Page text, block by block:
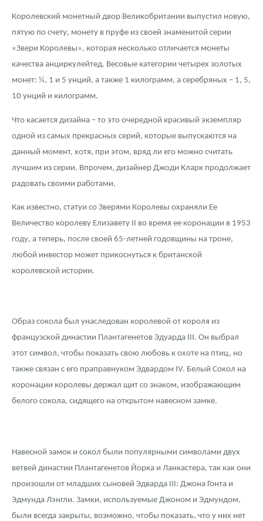
Аксессуары
Гарри Поттер
Год Лошади
Жетоны "Необыкновенные обитатели глубин"
Ювелирные изделия
Русская нумизматика
Золотая карманная галерея
Наборы подарочных и коллекционных монет
Памятка для работы с монетами из драгметаллов
Условия возврата
Монеты
Политика использования Cookies
Положение по обработке и защите персональных данных
Скупка слитков
Наши преимущества
Пресс-служба
Королевский монетный двор Великобритании выпустил новую,
пятую по счету, монету в пруфе из своей знаменитой серии
«Звери Королевы», которая несколько отличается монеты
качества анциркулейтед. Весовые категории четырех золотых
монет: ¼, 1 и 5 унций, а также 1 килограмм, а серебряных – 1, 5,
10 унций и килограмм.
Что касается дизайна – то это очередной красивый экземпляр
одной из самых прекрасных серий, которые выпускаются на
данный момент, хотя, при этом, вряд ли его можно считать
лучшим из серии. Впрочем, дизайнер Джоди Кларк продолжает
радовать своими работами.
Как известно, статуи со Зверями Королевы охраняли Ее
Величество королеву Елизавету II во время ее коронации в 1953
году, а теперь, после своей 65-летней годовщины на троне,
любой инвестор может прикоснуться к британской
королевской истории.
Образ сокола был унаследован королевой от короля из
французской династии Плантагенетов Эдуарда III. Он выбрал
этот символ, чтобы показать свою любовь к охоте на птиц, но
также связан с его праправнуком Эдвардом IV. Белый Сокол на
коронации королевы держал щит со знаком, изображающим
белого сокола, сидящего на открытом навесном замке.
Навесной замок и сокол были популярными символами двух
ветвей династии Плантагенетов Йорка и Ланкастера, так как они
произошли от младших сыновей Эдварда III: Джона Гонта и
Эдмунда Лэнгли. Замки, используемые Джоном и Эдмундом,
были всегда закрыты, возможно, чтобы показать, что у них нет